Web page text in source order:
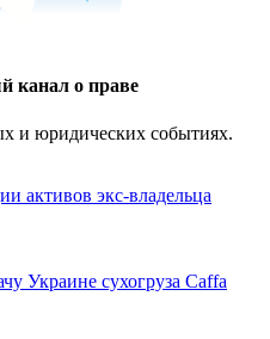
канал о праве
и юридических событиях.
активов экс-владельца
Украине сухогруза Caffa